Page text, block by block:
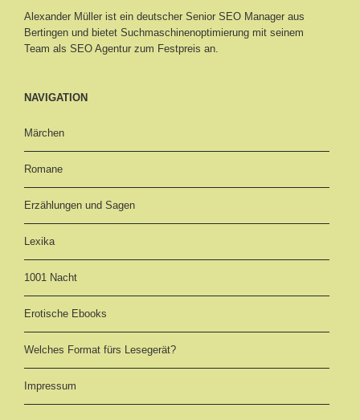
Alexander Müller ist ein deutscher Senior SEO Manager aus
Bertingen und bietet Suchmaschinenoptimierung mit seinem
Team als SEO Agentur zum Festpreis an.
NAVIGATION
Märchen
Romane
Erzählungen und Sagen
Lexika
1001 Nacht
Erotische Ebooks
Welches Format fürs Lesegerät?
Impressum